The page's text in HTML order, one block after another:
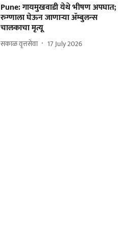
Pune: गायमुखवाडी येथे भीषण अपघात;
रुग्णाला घेऊन जाणाऱ्या ॲम्बुलन्स
चालकाचा मृत्यू
सकाळ वृत्तसेवा 17 July 2026